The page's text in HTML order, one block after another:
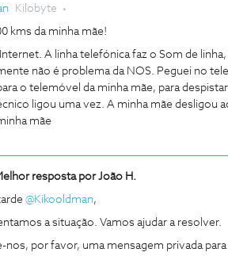
Kilobyte
kms da minha mãe!
Internet. A linha telefónica faz o Som de
não é problema da NOS. Peguei no
o telemóvel da minha mãe, para
ligou uma vez. A minha mãe desligou
mãe
resposta porJoão H.
@Kikooldman,
a situação. Vamos ajudar a resolver.
nos, por favor, uma mensagem privada para